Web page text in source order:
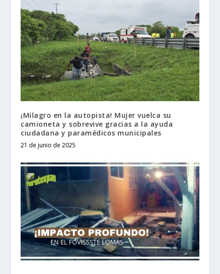
¡Milagro en la autopista! Mujer vuelca su
camioneta y sobrevive gracias a la ayuda
ciudadana y paramédicos municipales
21 de junio de 2025